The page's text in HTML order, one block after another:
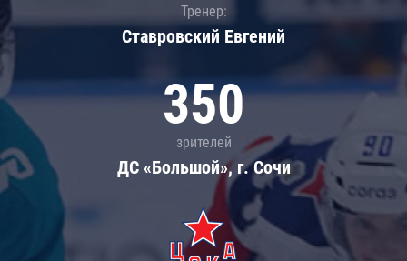
Тренер:
Ставровский Евгений
350
зрителей
ДС «Большой», г. Сочи